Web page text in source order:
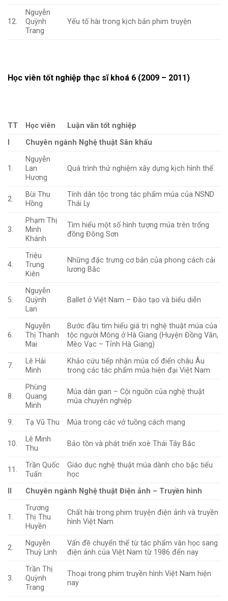
12.
Nguyễn
Quỳnh
Trang
Yếu tố hài trong kịch bản phim truyện
Học viên tốt nghiệp thạc sĩ khoá 6 (2009 – 2011)
TT Học viên
Luận văn tốt nghiệp
Chuyên ngành Nghệ thuật Sân khấu
1.
Nguyễn
Lan
Hương
Quá trình thử nghiệm xây dựng kịch hình thể
2.
Bùi Thu
Hồng
Tính dân tộc trong tác phẩm múa của NSND
Thái Ly
3.
Phạm Thị
Minh
Khánh
Tìm hiểu một số hình tượng múa trên trống
đồng Đông Sơn
4.
Triệu
Trung
Kiên
Những đặc trưng cơ bản của phong cách cải
lương Bắc
5.
Nguyễn
Quỳnh
Lan
Ballet ở Việt Nam – Đào tạo và biểu diễn
6.
Nguyễn
Thị Thanh
Mai
Bước đầu tìm hiểu giá trị nghệ thuật múa của
tộc người Mông ở Hà Giang (Huyện Đồng Văn,
Mèo Vạc – Tỉnh Hà Giang)
7.
Lê Hải
Minh
Khảo cứu tiếp nhận múa cổ điển châu Âu
trong các tác phẩm múa hiện đại Việt Nam
8.
Phùng
Quang
Minh
Múa dân gian – Cội nguồn của nghệ thuật
múa chuyên nghiệp
9. Tạ Vũ Thu Múa trong các vở tuồng cách mạng
10.
Lê Minh
Thu
Bảo tồn và phát triển xoè Thái Tây Bắc
11.
Trần Quốc
Tuấn
Giáo dục nghệ thuật múa dành cho bậc tiểu
học
Chuyên ngành Nghệ thuật Điện ảnh – Truyền hình
1.
Trương
Thị Thu
Huyền
Chất hài trong phim truyện điện ảnh và truyền
hình Việt Nam
2.
Nguyễn
Thuỳ Linh
Vấn đề chuyển thể từ tác phẩm văn học sang
điện ảnh của Việt Nam từ 1986 đến nay
3.
Trần Thị
Quỳnh
Trang
Thoại trong phim truyền hình Việt Nam hiện
nay